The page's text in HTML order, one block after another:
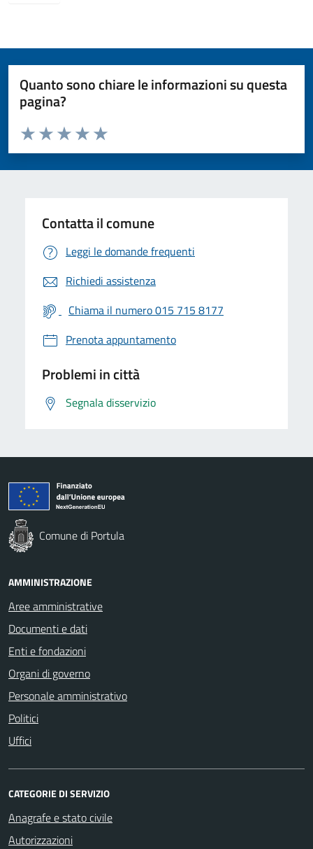
Quanto sono chiare le informazioni su questa
pagina?
Valuta da 1 a 5 stelle la pagina
Valuta 5 stelle su 5
Valuta 4 stelle su 5
Valuta 3 stelle su 5
Valuta 2 stelle su 5
Valuta 1 stelle su 5
Contatta il comune
Leggi le domande frequenti
Richiedi assistenza
Chiama il numero 015 715 8177
Prenota appuntamento
Problemi in città
Segnala disservizio
Comune di Portula
AMMINISTRAZIONE
Aree amministrative
Documenti e dati
Enti e fondazioni
Organi di governo
Personale amministrativo
Politici
Uffici
CATEGORIE DI SERVIZIO
Anagrafe e stato civile
Autorizzazioni